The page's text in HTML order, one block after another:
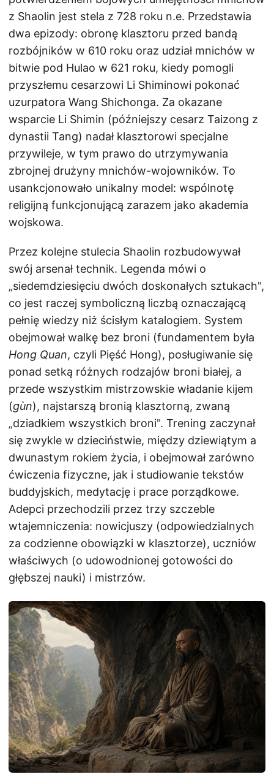
z Shaolin jest stela z 728 roku n.e. Przedstawia
dwa epizody: obronę klasztoru przed bandą
rozbójników w 610 roku oraz udział mnichów w
bitwie pod Hulao w 621 roku, kiedy pomogli
przyszłemu cesarzowi Li Shiminowi pokonać
uzurpatora Wang Shichonga. Za okazane
wsparcie Li Shimin (późniejszy cesarz Taizong z
dynastii Tang) nadał klasztorowi specjalne
przywileje, w tym prawo do utrzymywania
zbrojnej drużyny mnichów-wojowników. To
usankcjonowało unikalny model: wspólnotę
religijną funkcjonującą zarazem jako akademia
wojskowa.
Przez kolejne stulecia Shaolin rozbudowywał
swój arsenał technik. Legenda mówi o
„siedemdziesięciu dwóch doskonałych sztukach",
co jest raczej symboliczną liczbą oznaczającą
pełnię wiedzy niż ścisłym katalogiem. System
obejmował walkę bez broni (fundamentem była
Hong Quan, czyli Pięść Hong), posługiwanie się
ponad setką różnych rodzajów broni białej, a
przede wszystkim mistrzowskie władanie kijem
(gùn), najstarszą bronią klasztorną, zwaną
„dziadkiem wszystkich broni". Trening zaczynał
się zwykle w dzieciństwie, między dziewiątym a
dwunastym rokiem życia, i obejmował zarówno
ćwiczenia fizyczne, jak i studiowanie tekstów
buddyjskich, medytację i prace porządkowe.
Adepci przechodzili przez trzy szczeble
wtajemniczenia: nowicjuszy (odpowiedzialnych
za codzienne obowiązki w klasztorze), uczniów
właściwych (o udowodnionej gotowości do
głębszej nauki) i mistrzów.